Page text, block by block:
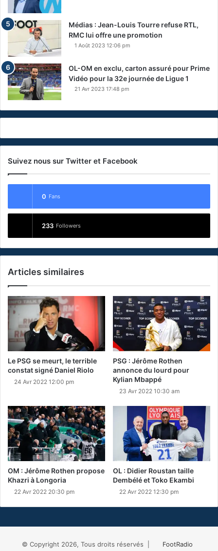
Médias : Jean-Louis Tourre refuse RTL,
RMC lui offre une promotion
1 Août 2023 12:06 pm
OL-OM en exclu, carton assuré pour Prime
Vidéo pour la 32e journée de Ligue 1
21 Avr 2023 17:48 pm
Suivez nous sur Twitter et Facebook
0 Fans
233 Followers
Articles similaires
Le PSG se meurt, le terrible
constat signé Daniel Riolo
24 Avr 2022 12:00 pm
PSG : Jérôme Rothen
annonce du lourd pour
Kylian Mbappé
23 Avr 2022 10:30 am
OM : Jérôme Rothen propose
Khazri à Longoria
22 Avr 2022 20:30 pm
OL : Didier Roustan taille
Dembélé et Toko Ekambi
22 Avr 2022 12:30 pm
© Copyright 2026, Tous droits réservés | FootRadio